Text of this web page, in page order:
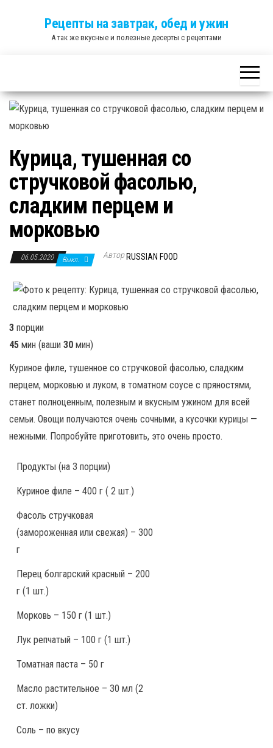
Рецепты на завтрак, обед и ужин
А так же вкусные и полезные десерты с рецептами
Курица, тушенная со
стручковой фасолью,
сладким перцем и
морковью
06.05.2020 Выкл. Автор RUSSIAN FOOD
3 порции
45 мин (ваши 30 мин)
Куриное филе, тушенное со стручковой фасолью, сладким
перцем, морковью и луком, в томатном соусе с пряностями,
станет полноценным, полезным и вкусным ужином для всей
семьи. Овощи получаются очень сочными, а кусочки курицы —
нежными. Попробуйте приготовить, это очень просто.
Продукты (на 3 порции)
Куриное филе – 400 г ( 2 шт.)
Фасоль стручковая
(замороженная или свежая) – 300
г
Перец болгарский красный – 200
г (1 шт.)
Морковь – 150 г (1 шт.)
Лук репчатый – 100 г (1 шт.)
Томатная паста – 50 г
Масло растительное – 30 мл (2
ст. ложки)
Соль – по вкусу